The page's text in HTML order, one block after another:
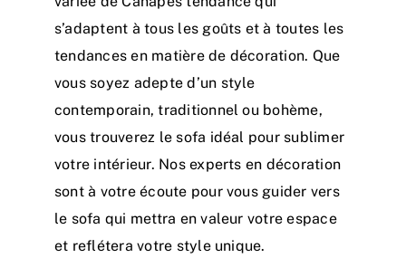
s’adaptent à tous les goûts et à toutes les
tendances en matière de décoration. Que
vous soyez adepte d’un style
contemporain, traditionnel ou bohème,
vous trouverez le sofa idéal pour sublimer
votre intérieur. Nos experts en décoration
sont à votre écoute pour vous guider vers
le sofa qui mettra en valeur votre espace
et reflétera votre style unique.